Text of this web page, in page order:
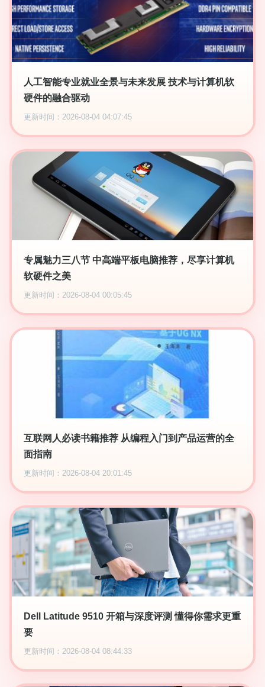
人工智能专业就业全景与未来发展 技术与计算机软
硬件的融合驱动
更新时间：2026-08-04 04:07:45
专属魅力三八节 中高端平板电脑推荐，尽享计算机
软硬件之美
更新时间：2026-08-04 00:05:45
互联网人必读书籍推荐 从编程入门到产品运营的全
面指南
更新时间：2026-08-04 20:01:45
Dell Latitude 9510 开箱与深度评测 懂得你需求更重
要
更新时间：2026-08-04 08:44:33